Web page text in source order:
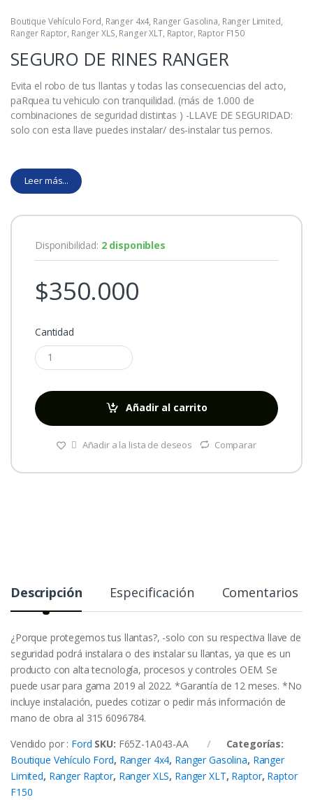
Boutique Vehículo Ford, Ranger 4x4, Ranger Gasolina, Ranger Limited,
Ranger Raptor, Ranger XLS, Ranger XLT, Raptor, Raptor F150
SEGURO DE RINES RANGER
Evita el robo de tus llantas y todas las consecuencias del acto,
paRquea tu vehiculo con tranquilidad. (más de 1.000 de
combinaciones de seguridad distintas ) -LLAVE DE SEGURIDAD:
solo con esta llave puedes instalar/ des-instalar tus pernos.
Leer más...
Disponibilidad: 2 disponibles
$350.000
Cantidad
Añadir al carrito
Añadir a la lista de deseos Comparar
Descripción Especificación Comentarios
¿Porque protegemos tus llantas?, -solo con su respectiva llave de
seguridad podrá instalara o des instalar su llantas, ya que es un
producto con alta tecnología, procesos y controles OEM. Se
puede usar para gama 2019 al 2022. *Garantía de 12 meses. *No
incluye instalación, puedes cotizar o pedir más información de
mano de obra al 315 6096784.
Vendido por : Ford SKU: F65Z-1A043-AA
Categorías:
Boutique Vehículo Ford, Ranger 4x4, Ranger Gasolina, Ranger
Limited, Ranger Raptor, Ranger XLS, Ranger XLT, Raptor, Raptor
F150